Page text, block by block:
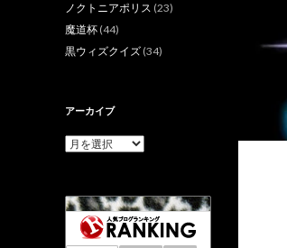
ノクトニアポリス (23)
魔道杯 (44)
黒ウィズクイズ (34)
アーカイブ
ア
ブ